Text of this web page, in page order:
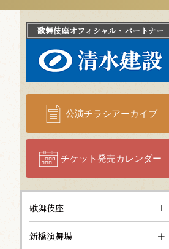
歌舞伎座オフィシャル・パートナー
公演チラシアーカイブ
チケット発売カレンダー
歌舞伎座
新橋演舞場